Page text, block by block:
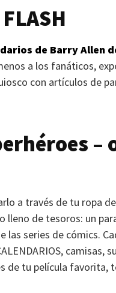
FLASH
de Barry Allen
a los fanáticos,
con artículos de
–
a través de tu ropa
lleno de tesoros: un
las series de cómics.
, camisas,
de tu película favorita,